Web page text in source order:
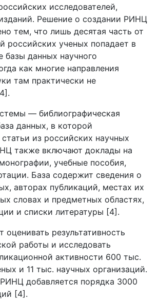
исследователей,
Решение о создании РИНЦ
тем, что лишь десятая часть от
российских ученых попадает в
данных научного
как многие направления
там практически не
— библиографическая
данных, в которой
из российских научных
также включают доклады на
учебные пособия,
База содержит сведения о
авторах публикаций, местах их
словах и предметных областях,
и списки литературы [4].
результативность
работы и исследовать
активности 600 тыс.
и 11 тыс. научных организаций.
добавляется порядка 3000
[4].